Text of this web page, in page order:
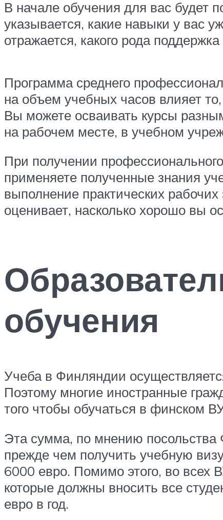
В начале обучения для вас будет
указывается, какие навыки у вас
отражается, какого рода
Программа среднего
на объем учебных часов влияет
Вы можете осваивать курсы
на рабочем месте, в учебном
При получении
применяете полученные знания
выполнение практических
оценивает, насколько хорошо вы
обучения
Учеба в Финляндии
Поэтому многие иностранные
того чтобы обучаться в финском
Эта сумма, по мнению посольства
прежде чем получить учебную
6000 евро. Помимо этого, во всех
которые должны вносить все
евро в год.